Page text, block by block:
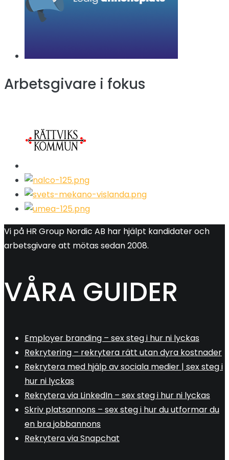
Arbetsgivare i fokus
Vi på HR Group Nordic AB har hjälpt kandidater och
arbetsgivare att mötas sedan 2008.
VÅRA GUIDER
Employer branding – sex steg i hur ni lyckas
Rekrytering – rekrytera rätt utan dyra kostnader
Rekrytera med hjälp av sociala medier | sex steg i
hur ni lyckas
Rekrytera via LinkedIn – sex steg i hur ni lyckas
Skriv platsannons – sex steg i hur du utformar du
en bra jobbannons
Rekrytera via Snapchat